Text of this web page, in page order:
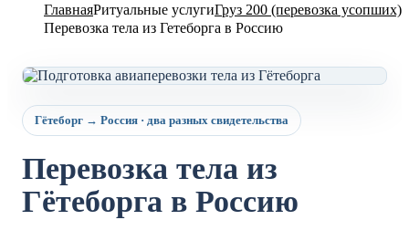
ГлавнаяРитуальные услугиГруз 200 (перевозка усопших)
Перевозка тела из Гетеборга в Россию
Гётеборг → Россия · два разных свидетельства
Перевозка тела из
Гётеборга в Россию